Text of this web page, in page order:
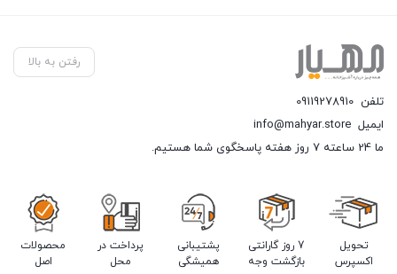
رفتن به بالا
تلفن 09119278910
ایمیل info@mahyar.store
ما 24 ساعته 7 روز هفته پاسخگوی شما هستیم.
تحویل
اکسپرس
7 روز گارانتی
بازگشت وجه
پشتیبانی
همیشگی
پرداخت در
محل
محصولات
اصل